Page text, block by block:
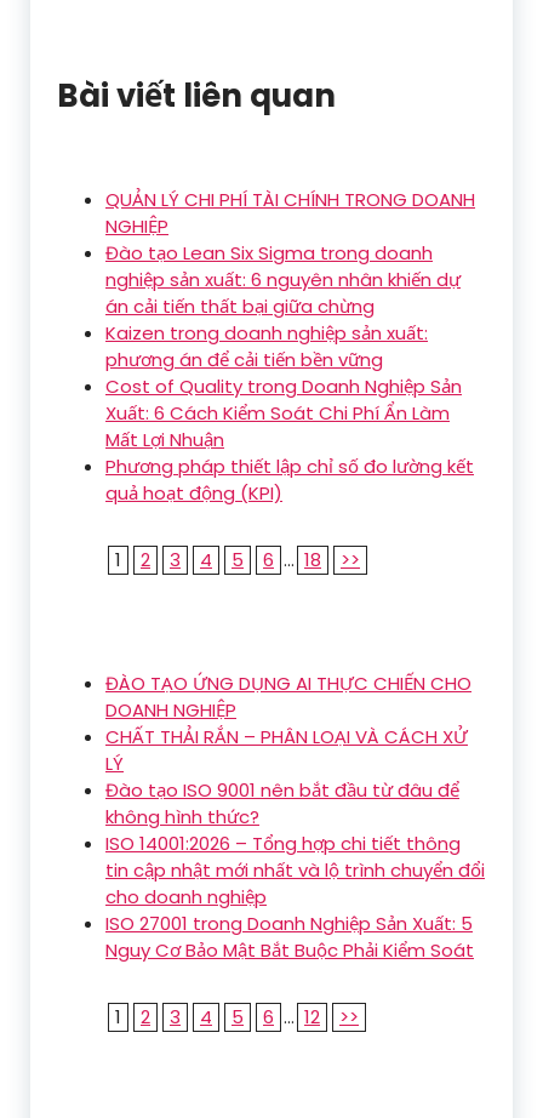
Bài viết liên quan
QUẢN LÝ CHI PHÍ TÀI CHÍNH TRONG DOANH
NGHIỆP
Đào tạo Lean Six Sigma trong doanh
nghiệp sản xuất: 6 nguyên nhân khiến dự
án cải tiến thất bại giữa chừng
Kaizen trong doanh nghiệp sản xuất:
phương án để cải tiến bền vững
Cost of Quality trong Doanh Nghiệp Sản
Xuất: 6 Cách Kiểm Soát Chi Phí Ẩn Làm
Mất Lợi Nhuận
Phương pháp thiết lập chỉ số đo lường kết
quả hoạt động (KPI)
1 2 3 4 5 6 ... 18 >>
ĐÀO TẠO ỨNG DỤNG AI THỰC CHIẾN CHO
DOANH NGHIỆP
CHẤT THẢI RẮN – PHÂN LOẠI VÀ CÁCH XỬ
LÝ
Đào tạo ISO 9001 nên bắt đầu từ đâu để
không hình thức?
ISO 14001:2026 – Tổng hợp chi tiết thông
tin cập nhật mới nhất và lộ trình chuyển đổi
cho doanh nghiệp
ISO 27001 trong Doanh Nghiệp Sản Xuất: 5
Nguy Cơ Bảo Mật Bắt Buộc Phải Kiểm Soát
1 2 3 4 5 6 ... 12 >>